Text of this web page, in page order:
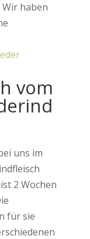
haben
vom
uns im
2 Wochen
für sie